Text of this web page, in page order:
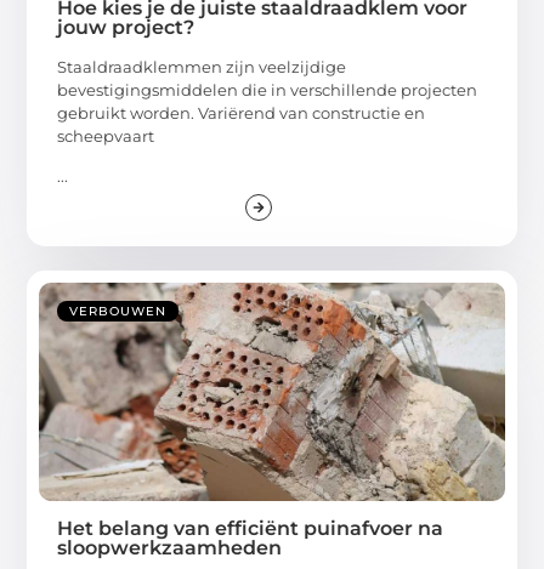
Hoe kies je de juiste staaldraadklem voor
jouw project?
Staaldraadklemmen zijn veelzijdige
bevestigingsmiddelen die in verschillende projecten
gebruikt worden. Variërend van constructie en
scheepvaart
...
VERBOUWEN
Het belang van efficiënt puinafvoer na
sloopwerkzaamheden